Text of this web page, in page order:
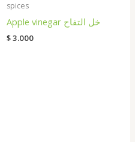
spices
Apple vinegar خل التفاح
$3.000